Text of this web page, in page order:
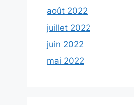
août 2022
juillet 2022
juin 2022
mai 2022